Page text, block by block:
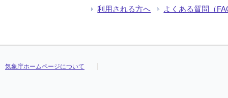
利用される方へ よくある質問（
気象庁ホームページについて